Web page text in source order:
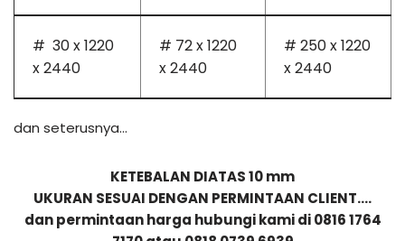
# 30 x 1220
x 2440
# 72 x 1220
x 2440
# 250 x 1220
x 2440
dan seterusnya…
KETEBALAN DIATAS 10 mm
UKURAN SESUAI DENGAN PERMINTAAN CLIENT….
dan permintaan harga hubungi kami di 0816 1764